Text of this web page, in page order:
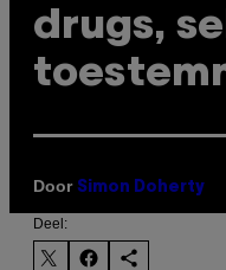
drugs,
Door Simon Doherty
Deel: